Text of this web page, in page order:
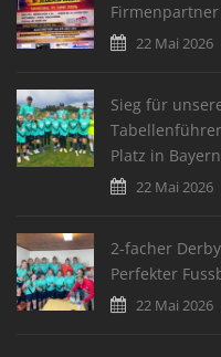
Firmenpartner
22 Mai 2026
Sieg für
Platz in
22 Mai 2026
2-facher
Perfekter
22 Mai 2026